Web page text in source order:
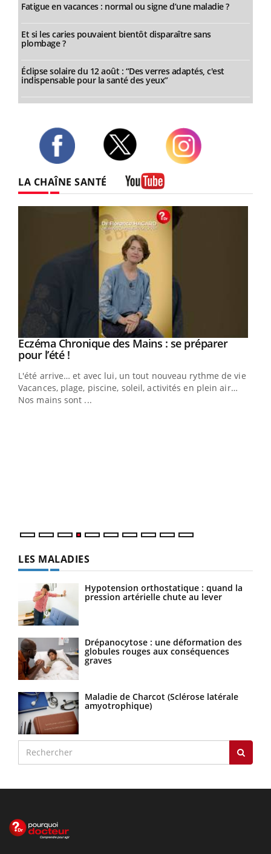
Fatigue en vacances : normal ou signe d’une maladie ?
Et si les caries pouvaient bientôt disparaître sans
plombage ?
Éclipse solaire du 12 août : “Des verres adaptés, c'est
indispensable pour la santé des yeux”
LA CHAÎNE SANTÉ
Youtube
Eczéma Chronique des Mains : se préparer
pour l’été !Youtube
L'été arrive… et avec lui, un tout nouveau rythme de vie !
Vacances, plage, piscine, soleil, activités en plein air…
Nos mains sont ...
LES MALADIES
Hypotension orthostatique : quand la
pression artérielle chute au lever
Drépanocytose : une déformation des
globules rouges aux conséquences
graves
Maladie de Charcot (Sclérose latérale
amyotrophique)